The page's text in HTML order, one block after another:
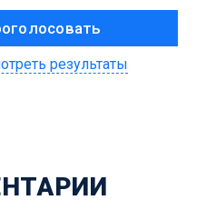
результаты